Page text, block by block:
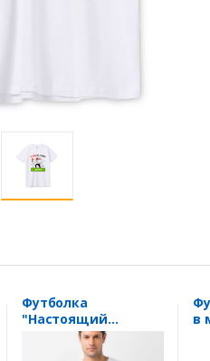
Футболка
"Настоящий
мужчина на дороге
не валяется" диван
в